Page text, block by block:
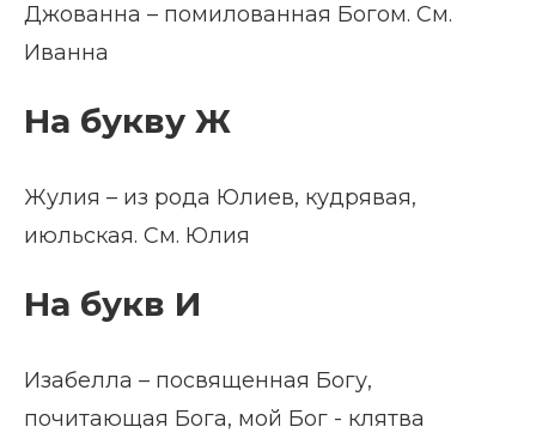
Джованна – помилованная Богом. См.
Иванна
На букву Ж
Жулия – из рода Юлиев, кудрявая,
июльская. См. Юлия
На букв И
Изабелла – посвященная Богу,
почитающая Бога, мой Бог - клятва